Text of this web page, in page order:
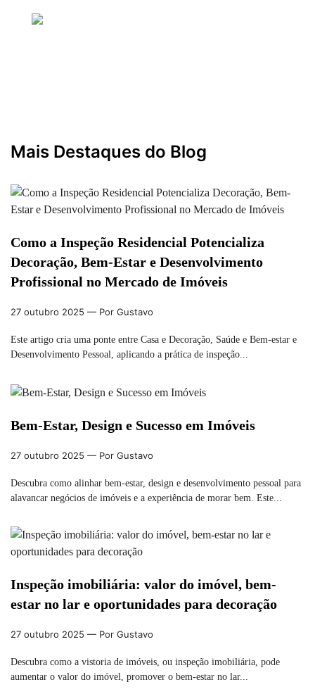
Mais Destaques do Blog
Como a Inspeção Residencial Potencializa
Decoração, Bem-Estar e Desenvolvimento
Profissional no Mercado de Imóveis
27 outubro 2025 — Por Gustavo
Este artigo cria uma ponte entre Casa e Decoração, Saúde e Bem-estar e
Desenvolvimento Pessoal, aplicando a prática de inspeção...
Bem-Estar, Design e Sucesso em Imóveis
27 outubro 2025 — Por Gustavo
Descubra como alinhar bem-estar, design e desenvolvimento pessoal para
alavancar negócios de imóveis e a experiência de morar bem. Este...
Inspeção imobiliária: valor do imóvel, bem-
estar no lar e oportunidades para decoração
27 outubro 2025 — Por Gustavo
Descubra como a vistoria de imóveis, ou inspeção imobiliária, pode
aumentar o valor do imóvel, promover o bem-estar no lar...